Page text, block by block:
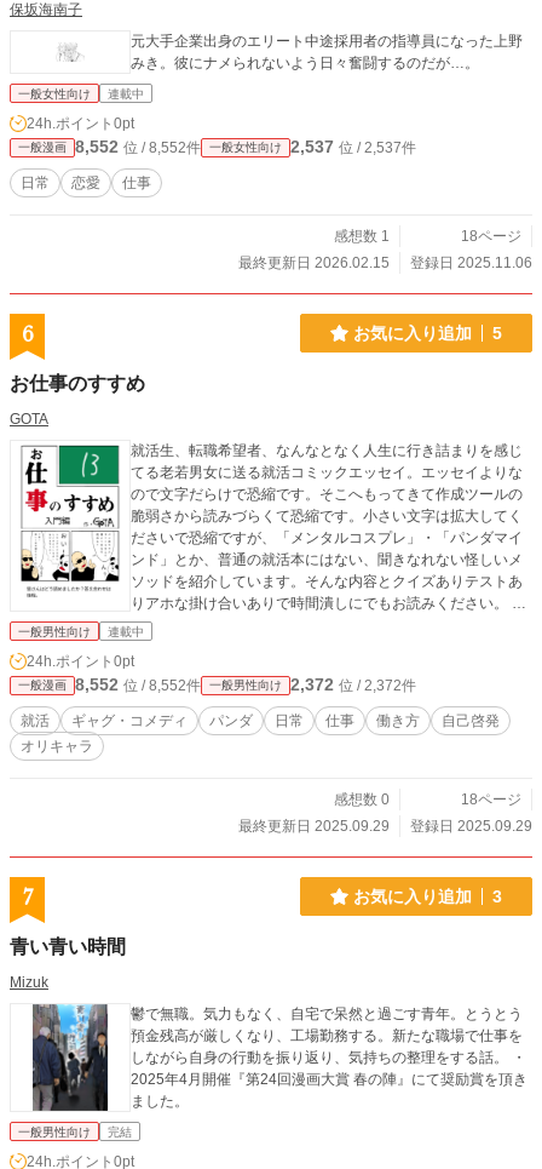
保坂海南子
元大手企業出身のエリート中途採用者の指導員になった上野
みき。彼にナメられないよう日々奮闘するのだが…。
一般女性向け 連載中
24h.ポイント 0pt
一般漫画 8,552 位 / 8,552件 一般女性向け 2,537 位 / 2,537件
日常 恋愛 仕事
感想数 1
18ページ
最終更新日 2026.02.15
登録日 2025.11.06
6 お気に入り追加 5
お仕事のすすめ
GOTA
就活生、転職希望者、なんなとなく人生に行き詰まりを感じ
てる老若男女に送る就活コミックエッセイ。エッセイよりな
ので文字だらけで恐縮です。そこへもってきて作成ツールの
脆弱さから読みづらくて恐縮です。小さい文字は拡大してく
ださいで恐縮ですが、「メンタルコスプレ」・「パンダマイ
ンド」とか、普通の就活本にはない、聞きなれない怪しいメ
ソッドを紹介しています。そんな内容とクイズありテストあ
りアホな掛け合いありで時間潰しにでもお読みください。 も
しかして何かしらの気づきやヒントにでもなれば作者は嬉し
一般男性向け 連載中
24h.ポイント 0pt
一般漫画 8,552 位 / 8,552件 一般男性向け 2,372 位 / 2,372件
就活 ギャグ・コメディ パンダ 日常 仕事 働き方
自己啓発
オリキャラ
感想数 0
18ページ
最終更新日 2025.09.29
登録日 2025.09.29
7 お気に入り追加 3
青い青い時間
Mizuk
鬱で無職。気力もなく、自宅で呆然と過ごす青年。とうとう
預金残高が厳しくなり、工場勤務する。新たな職場で仕事を
しながら自身の行動を振り返り、気持ちの整理をする話。 ・
2025年4月開催『第24回漫画大賞 春の陣』にて奨励賞を頂き
ました。
一般男性向け 完結
24h.ポイント 0pt